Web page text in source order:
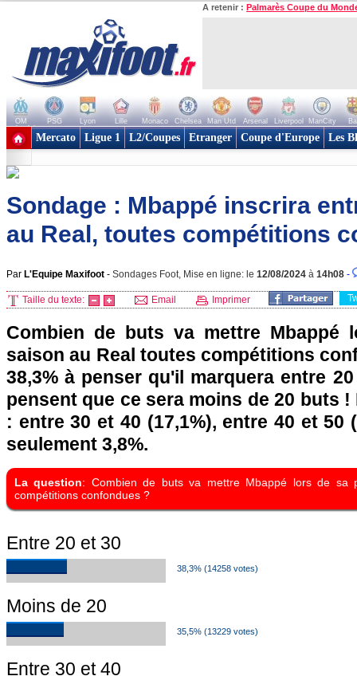
A retenir : Palmarès Coupe du
OM PSG Lyon Lille Monaco Chelsea Man Utd Arsenal Liverpool ManCity
+ de clubs
Mercato Ligue 1 L2/Coupes Etranger Coupe d'Europe Les
Sondage : Mbappé inscrira
au Real, toutes compétitions
Par L'Equipe Maxifoot - Sondages Foot, Mise en ligne: le 12/08/2024 à 14h08 -
Taille du texte: Email Imprimer
Combien de buts va mettre Mbappé
saison au Real toutes compétitions
38,3% à penser qu'il marquera entre
pensent que ce sera moins de 20 buts
: entre 30 et 40 (17,1%), entre 40 et 50
seulement 3,8%.
La question: Combien de buts va mettre Mbappé lors de sa
compétitions confondues ?
Entre 20 et 30
38,3% (14258 votes)
Moins de 20
35,5% (13229 votes)
Entre 30 et 40